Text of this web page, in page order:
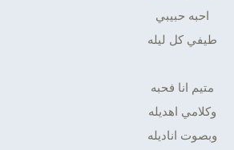
احبه حبيبي
طيفي كل ليله
متيم انا فحبه
وكلامي اهديله
وبصوت اناديله